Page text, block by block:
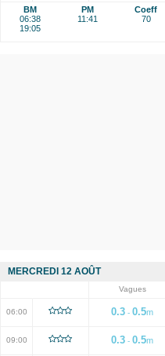
BM
06:38
19:05
PM
11:41
Coeff
70
MERCREDI 12 AOÛT
Vagues
06:00 0.3 -0.5m
09:00 0.3 -0.5m